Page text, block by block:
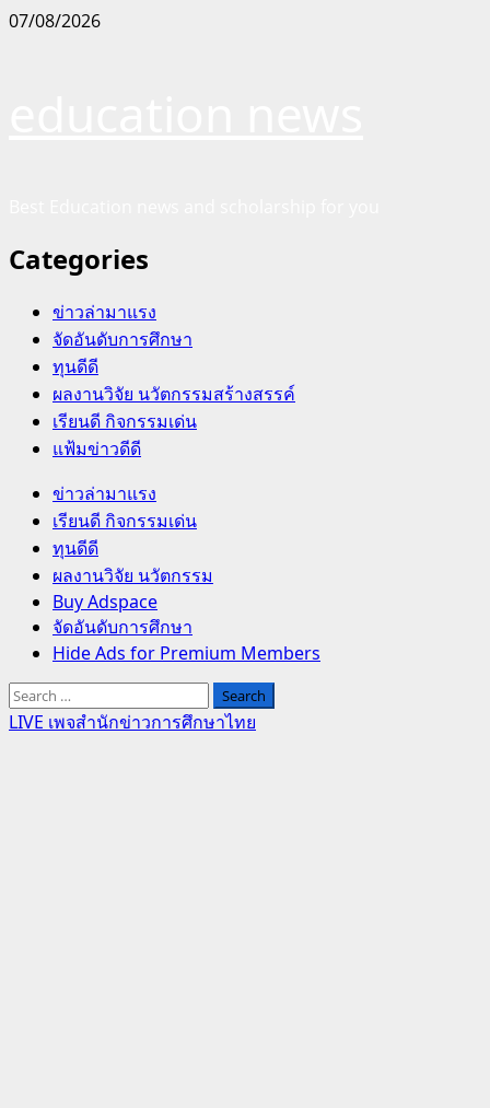
Skip
07/08/2026
Categories
ข่าวล่ามาแรง
จัดอันดับการศึกษา
ทุนดีดี
ผลงานวิจัย นวัตกรรมสร้างสรรค์
เรียนดี กิจกรรมเด่น
แฟ้มข่าวดีดี
Primary
Menu
ข่าวล่ามาแรง
เรียนดี กิจกรรมเด่น
ทุนดีดี
ผลงานวิจัย นวัตกรรม
Buy Adspace
จัดอันดับการศึกษา
Hide Ads for Premium Members
Search
for:
LIVE เพจสำนักข่าวการศึกษาไทย